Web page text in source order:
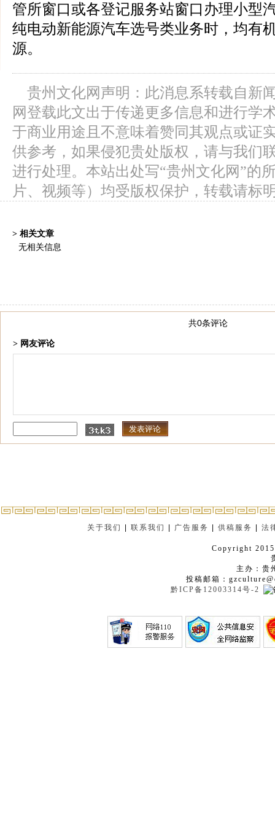
管所窗口或各登记服务站窗口办理小型
纯电动新能源汽车选号类业务时，均有
源。
贵州文化网声明：此消息系转载自新
网登载此文出于传递更多信息和进行学
于商业用途且不意味着赞同其观点或证
供参考，如果侵犯贵处版权，请与我们
进行处理。本站出处写“贵州文化网”的
片、视频等）均受版权保护，转载请标
> 相关文章
无相关信息
共0条评论
> 网友评论
关于我们 |联系我们 广告服务 |供稿服务 |法
Copyright
主办：贵
投稿邮箱：
黔ICP备12003314号-2